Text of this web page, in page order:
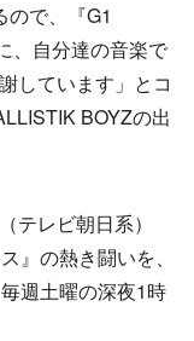
で、『G1
、自分達の音楽で
しています」とコ
BOYZの出
テレビ朝日系）
』の熱き闘いを、
週土曜の深夜1時